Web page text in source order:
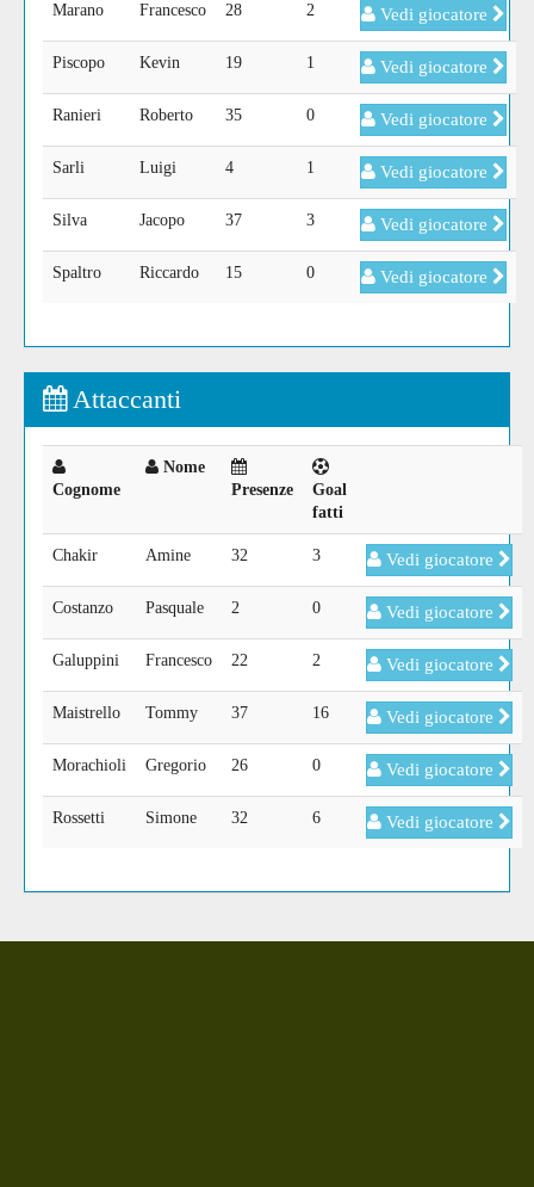
Marano Francesco 28 2 Vedi giocatore
Piscopo Kevin 19 1 Vedi giocatore
Ranieri Roberto 35 0 Vedi giocatore
Sarli Luigi 4 1 Vedi giocatore
Silva Jacopo 37 3 Vedi giocatore
Spaltro Riccardo 15 0 Vedi giocatore
Attaccanti
Cognome
Nome
Presenze
Goal
fatti
Chakir Amine 32 3 Vedi giocatore
Costanzo Pasquale 2 0 Vedi giocatore
Galuppini Francesco 22 2 Vedi giocatore
Maistrello Tommy 37 16 Vedi giocatore
Morachioli Gregorio 26 0 Vedi giocatore
Rossetti Simone 32 6 Vedi giocatore